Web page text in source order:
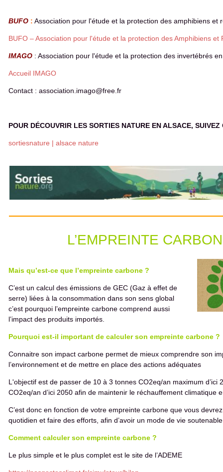
BUFO : Association pour l'étude et la protection des amphibiens et
BUFO – Association pour l'étude et la protection des Amphibiens et
IMAGO : Association pour l'étude et la protection des invertébrés
Accueil IMAGO
Contact : association.imago@free.fr
POUR DÉCOUVRIR LES SORTIES NATURE EN ALSACE, SUIVEZ
sortiesnature | alsace nature
L’EMPREINTE
Mais qu’est-ce que l’empreinte carbone ?
C’est un calcul des émissions de GEC (Gaz à effet de
serre) liées à la consommation dans son sens global
c’est pourquoi l’empreinte carbone comprend aussi
l’impact des produits importés.
Pourquoi est-il important de calculer son empreinte carbone ?
Connaitre son impact carbone permet de mieux comprendre son
l’environnement et de mettre en place des actions adéquates
L'objectif est de passer de 10 à 3 tonnes CO2eq/an maximum d’ici
CO2eq/an d’ici 2050 afin de maintenir le réchauffement climatique
C’est donc en fonction de votre empreinte carbone que vous
quotidien et faire des efforts, afin d’avoir un mode de vie
Comment calculer son empreinte carbone ?
Le plus simple et le plus complet est le site de l’ADEME